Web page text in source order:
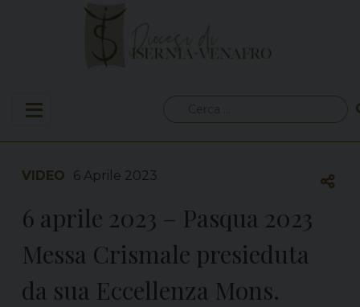
per:
VIDEO 6 Aprile 2023
6 aprile 2023 – Pasqua 2023
Messa Crismale presieduta
da sua Eccellenza Mons.